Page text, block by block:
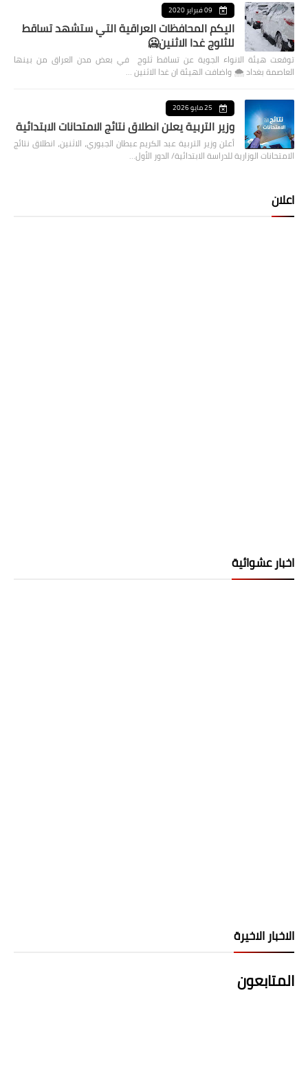
09 فبراير 2020
اليكم المحافظات العراقية التي ستشهد تساقط
للثلوج غدا الاثنين🥶
توقعت هيئة الانواء الجوية عن تساقط ثلوج في بعض مدن العراق من بينها
العاصمة بغداد ⁦🌨️⁩ واضافت الهيئة ان غدا الاثنين …
25 مايو 2026
وزير التربية يعلن انطلاق نتائج الامتحانات الابتدائية
أعلن وزير التربية عبد الكريم عبطان الجبوري، الاثنين، انطلاق نتائج
الامتحانات الوزارية للدراسة الابتدائية/ الدور الأول…
اعلان
اخبار عشوائية
الاخبار الاخيرة
المتابعون